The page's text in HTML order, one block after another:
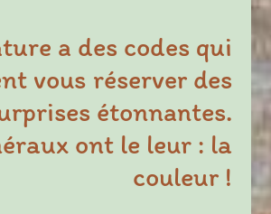
a des codes qui
vous réserver des
étonnantes.
ont le leur : la
couleur !